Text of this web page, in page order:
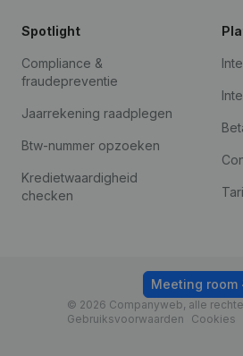
Spotlight
Compliance &
fraudepreventie
Jaarrekening raadplegen
Btw-nummer opzoeken
Kredietwaardigheid
checken
© 2026 Companyweb, alle
Gebruiksvoorwaarden
Cookies
Meeting room